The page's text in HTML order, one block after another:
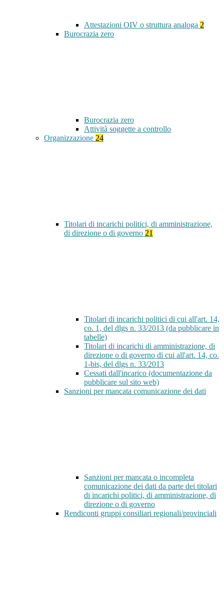
Attestazioni OIV o struttura analoga 2
Burocrazia zero
Burocrazia zero
Attività soggette a controllo
Organizzazione 24
Titolari di incarichi politici, di amministrazione,
di direzione o di governo 21
Titolari di incarichi politici di cui all'art. 14,
co. 1, del dlgs n. 33/2013 (da pubblicare in
tabelle)
Titolari di incarichi di amministrazione, di
direzione o di governo di cui all'art. 14, co.
1-bis, del dlgs n. 33/2013
Cessati dall'incarico (documentazione da
pubblicare sul sito web)
Sanzioni per mancata comunicazione dei dati
Sanzioni per mancata o incompleta
comunicazione dei dati da parte dei titolari
di incarichi politici, di amministrazione, di
direzione o di governo
Rendiconti gruppi consiliari regionali/provinciali